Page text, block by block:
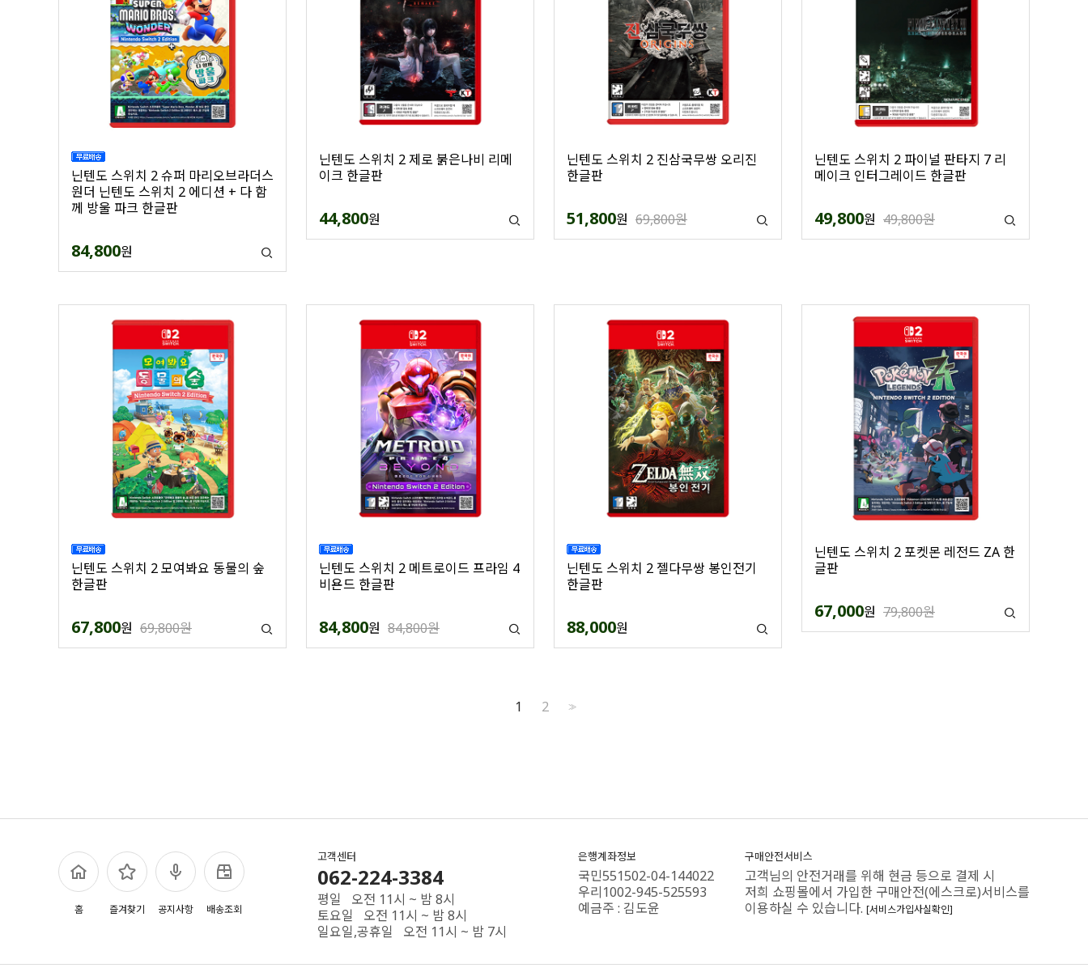
닌텐도 스위치 2 슈퍼 마리오브라더스
원더 닌텐도 스위치 2 에디션 + 다 함
께 방울 파크 한글판
84,800원
닌텐도 스위치 2 제로 붉은나비 리메
이크 한글판
44,800원
닌텐도 스위치 2 진삼국무쌍 오리진
한글판
51,800원 69,800원
닌텐도 스위치 2 파이널 판타지 7 리
메이크 인터그레이드 한글판
49,800원 49,800원
닌텐도 스위치 2 모여봐요 동물의 숲
한글판
67,800원 69,800원
닌텐도 스위치 2 메트로이드 프라임 4
비욘드 한글판
84,800원 84,800원
닌텐도 스위치 2 젤다무쌍 봉인전기
한글판
88,000원
닌텐도 스위치 2 포켓몬 레전드 ZA 한
글판
67,000원 79,800원
1 2 >>
홈 즐겨찾기 공지사항 배송조회
고객센터
062-224-3384
평일 오전 11시 ~ 밤 8시
토요일 오전 11시 ~ 밤 8시
일요일,공휴일 오전 11시 ~ 밤 7시
은행계좌정보
국민551502-04-144022
우리1002-945-525593
예금주 : 김도윤
구매안전서비스
고객님의 안전거래를 위해 현금 등으로 결제 시
저희 쇼핑몰에서 가입한 구매안전(에스크로)서비스를
이용하실 수 있습니다. [서비스가입사실확인]